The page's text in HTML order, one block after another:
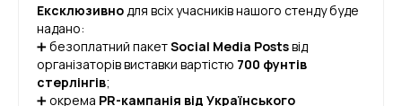
Ексклюзивно для всіх учасників нашого стенду буде
надано:
➕ безоплатний пакетSocial Media Postsвід
організаторів виставки вартістю 700 фунтів
стерлінгів;
➕ окрема PR-кампанія від Українського